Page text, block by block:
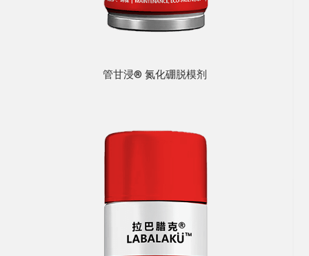
管甘浸® 氮化硼脱模剂